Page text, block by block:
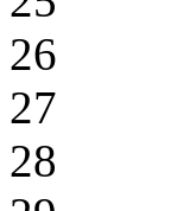
26
27
28